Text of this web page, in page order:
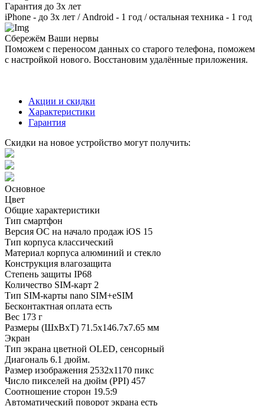
Гарантия до 3х лет
iPhone - до 3х лет / Android - 1 год / остальная техника - 1 год
Сбережём Ваши нервы
Поможем с переносом данных со старого телефона, поможем
с настройкой нового. Восстановим удалённые приложения.
Акции и скидки
Характеристики
Гарантия
Скидки на новое устройство могут получить:
Основное
Цвет
Общие характеристики
Тип смартфон
Версия ОС на начало продаж iOS 15
Тип корпуса классический
Материал корпуса алюминий и стекло
Конструкция влагозащита
Степень защиты IP68
Количество SIM-карт 2
Тип SIM-карты nano SIM+eSIM
Бесконтактная оплата есть
Вес 173 г
Размеры (ШxВxТ) 71.5x146.7x7.65 мм
Экран
Тип экрана цветной OLED, сенсорный
Диагональ 6.1 дюйм.
Размер изображения 2532x1170 пикс
Число пикселей на дюйм (PPI) 457
Соотношение сторон 19.5:9
Автоматический поворот экрана есть